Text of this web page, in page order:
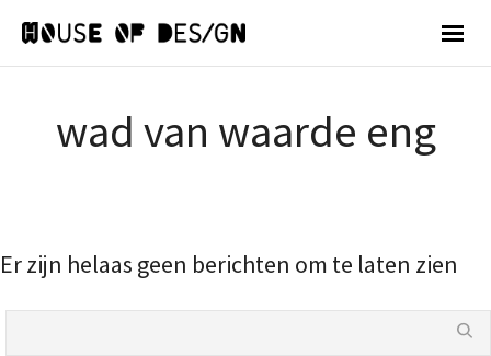
wad van waarde eng
Er zijn helaas geen berichten om te laten zien